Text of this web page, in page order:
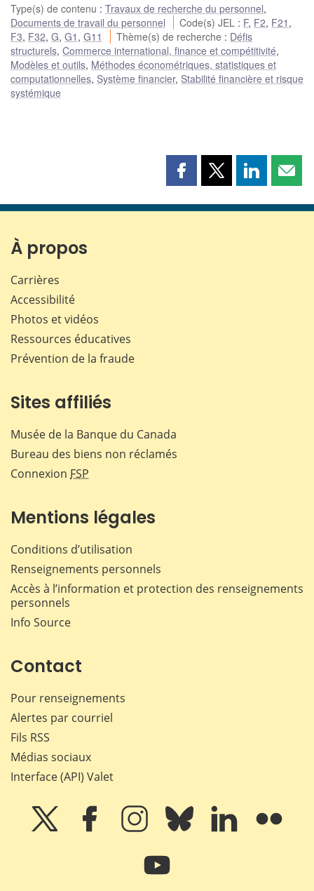
Type(s) de contenu : Travaux de recherche du personnel,
Documents de travail du personnel
Code(s) JEL : F, F2, F21 ,
F3, F32, G, G1 , G11 Thème(s) de recherche : Défis
structurels, Commerce international, finance et compétitivité,
Modèles et outils, Méthodes économétriques, statistiques et
computationnelles, Système financier, Stabilité financière et risque
systémique
Partager
page
Partager
page
Partager
page page
À propos
Carrières
Accessibilité
Photos et vidéos
Ressources éducatives
Prévention de la fraude
Sites affiliés
Musée de la Banque du Canada
Bureau des biens non réclamés
Connexion FSP
Mentions légales
Conditions d’utilisation
Renseignements personnels
Accès à l’information et protection des renseignements
personnels
Info Source
Contact
Pour renseignements
Alertes par courriel
Fils RSS
Médias sociaux
Interface (API) Valet